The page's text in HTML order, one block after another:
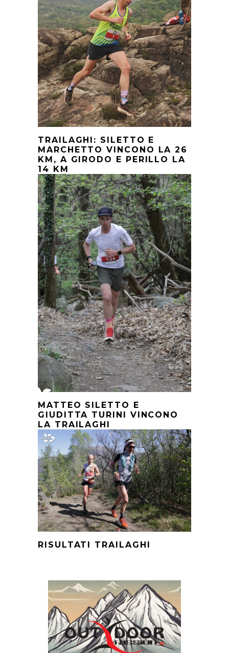
TRAILAGHI: SILETTO E
MARCHETTO VINCONO LA 26
KM, A GIRODO E PERILLO LA
14 KM
MATTEO SILETTO E
GIUDITTA TURINI VINCONO
LA TRAILAGHI
RISULTATI TRAILAGHI